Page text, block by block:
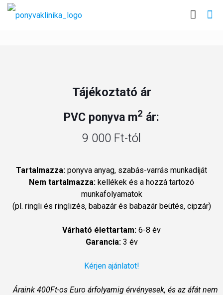
Tájékoztató ár
PVC ponyva m2 ár:
9 000 Ft-tól
Tartalmazza: ponyva anyag, szabás-varrás munkadíját
Nem tartalmazza: kellékek és a hozzá tartozó
munkafolyamatok
(pl. ringli és ringlizés, babazár és babazár beütés, cipzár)
Várható élettartam: 6-8 év
Garancia:3 év
Kérjen ajánlatot!
Áraink 400Ft-os Euro árfolyamig érvényesek, és az áfát nem